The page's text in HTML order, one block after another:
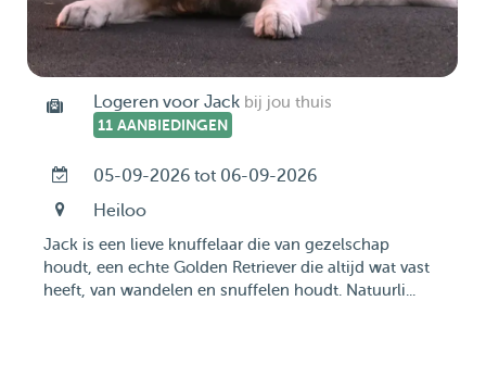
Logeren voor Jack bij jou thuis
11 AANBIEDINGEN
05-09-2026 tot 06-09-2026
Heiloo
Jack is een lieve knuffelaar die van gezelschap
houdt, een echte Golden Retriever die altijd wat vast
heeft, van wandelen en snuffelen houdt. Natuurli...